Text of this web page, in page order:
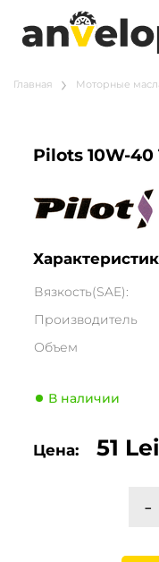
Главная Моторные
Pilots 10W-40
Вязкость(SAE):
Производитель
Объем
В наличии
Цена: 51 Lei
-